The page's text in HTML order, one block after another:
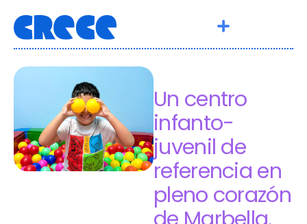
Un centro
infanto-
juvenil de
referencia en
pleno corazón